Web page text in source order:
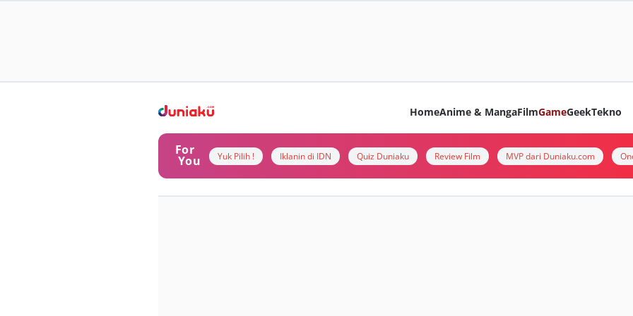
HomeAnime & MangaFilmGameGeekTekno
For
You Yuk Pilih ! Iklanin di IDN Quiz Duniaku Review Film MVP dari Duniaku.com